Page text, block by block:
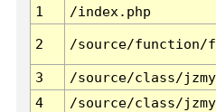
1
/index.php
2 /source/function/
3 /source/class/
4
/source/class/